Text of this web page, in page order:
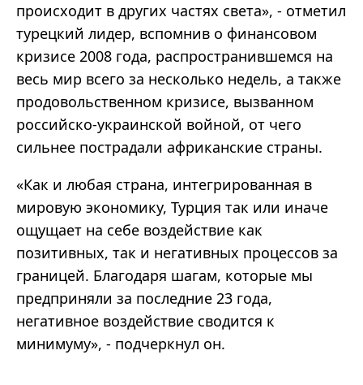
происходит в других частях света», - отметил
турецкий лидер, вспомнив о финансовом
кризисе 2008 года, распространившемся на
весь мир всего за несколько недель, а также
продовольственном кризисе, вызванном
российско-украинской войной, от чего
сильнее пострадали африканские страны.
«Как и любая страна, интегрированная в
мировую экономику, Турция так или иначе
ощущает на себе воздействие как
позитивных, так и негативных процессов за
границей. Благодаря шагам, которые мы
предприняли за последние 23 года,
негативное воздействие сводится к
минимуму», - подчеркнул он.